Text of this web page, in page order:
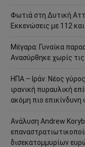
Φωτιά στη Δυτική
Εκκενώσεις με 112
Μέγαρα: Γυναίκα
Ανασύρθηκε χωρίς
ΗΠΑ – Ιράν: Νέος
ιρανική πυραυλική
ακόμη πιο επικίνδυνη
Ανάλυση Andrew
δισεκατομμυρίων